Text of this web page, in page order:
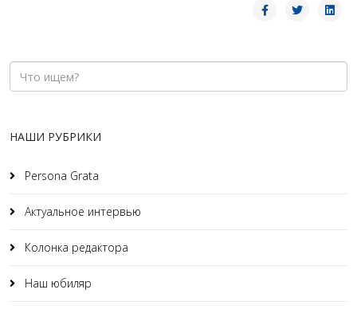
НАШИ РУБРИКИ
Persona Grata
Актуальное интервью
Колонка редактора
Наш юбиляр